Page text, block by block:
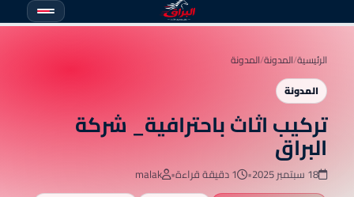
الرئيسية/المدونة/المدونة
المدونة
تركيب اثاث باحترافية_ شركة
البراق
18 سبتمبر 2025 • 1 دقيقة قراءة •
malak